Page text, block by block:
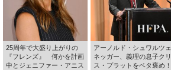
25周年で大盛り上がりの
『フレンズ』 何かを計画
中とジェニファー・アニス
アーノルド・シュワルツェ
ネッガー、義理の息子クリ
ス・プラットをベタ褒め！